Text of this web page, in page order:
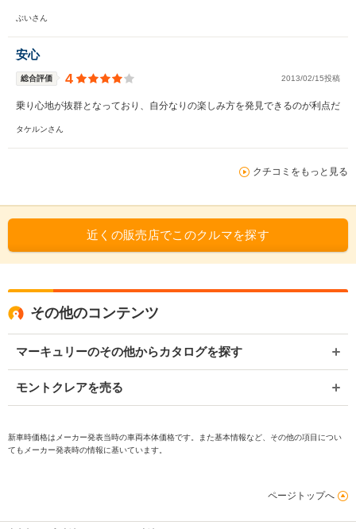
ぶいさん
安心
総合評価 4 2013/02/15投稿
乗り心地が抜群となっており、自分なりの楽しみ方を発見できるのが利点だ
タケルンさん
クチコミをもっと見る
近くの販売店でこのクルマを探す
その他のコンテンツ
マーキュリーのその他からカタログを探す
モントクレアを売る
新車時価格はメーカー発表当時の車両本体価格です。また基本情報など、その他の項目につい
てもメーカー発表時の情報に基いています。
ページトップへ